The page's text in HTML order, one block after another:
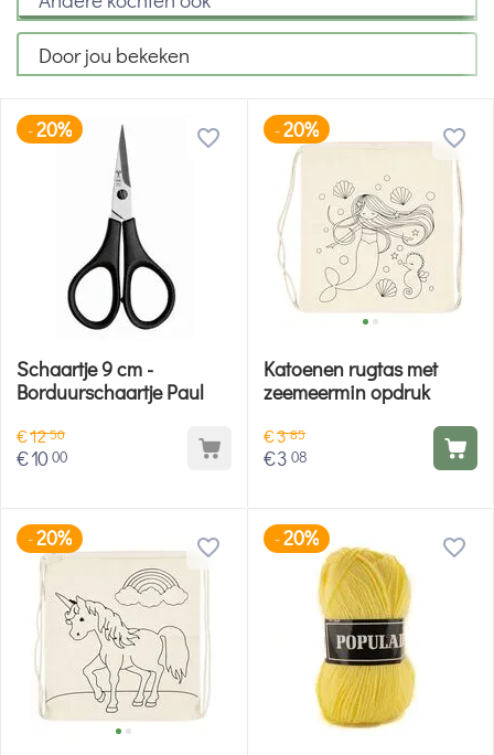
Door jou bekeken
-20%
Schaartje 9 cm -
Borduurschaartje Paul
€1250
€1000
-20%
Katoenen rugtas met
zeemeermin opdruk
€385
€3 08
-20% -20%